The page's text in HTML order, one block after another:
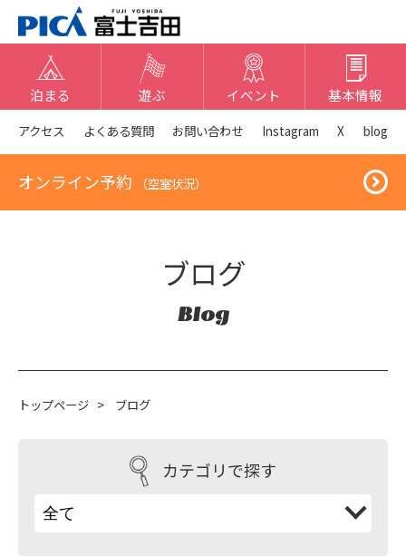
泊まる 遊ぶ イベント 基本情報
アクセス よくある質問 お問い合わせ Instagram X blog
オンライン予約 （空室状況）
ブログ
Blog
トップページ > ブログ
カテゴリで探す